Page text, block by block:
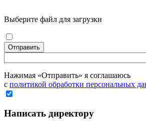
Выберите файл для загрузки
Отправить
Нажимая «Отправить» я соглашаюсь
с политикой обработки персональных
Написать директору